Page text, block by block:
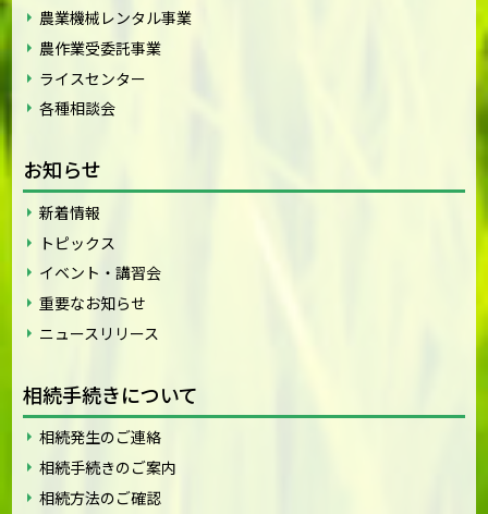
農業機械レンタル事業
農作業受委託事業
ライスセンター
各種相談会
お知らせ
新着情報
トピックス
イベント・講習会
重要なお知らせ
ニュースリリース
相続手続きについて
相続発生のご連絡
相続手続きのご案内
相続方法のご確認